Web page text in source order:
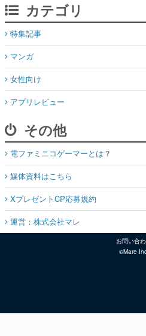
カテゴリ
特集記事
マンガ
女性向け
アプリレビュー
その他
電ファミニコゲーマーとは？
媒体資料はこちら
XプレゼントCP応募規約
運営：株式会社マレ
お問い合
©Mare